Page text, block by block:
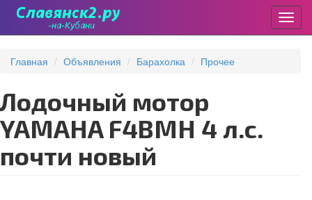
основному
Главная Объявления Барахолка Прочее
Лодочный мотор
YAMAHA F4BMH 4 л.с.
почти новый